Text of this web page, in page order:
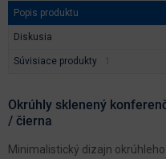
Popis produktu
Diskusia
Súvisiace produkty
Okrúhly sklenený
/ čierna
Minimalistický dizajn